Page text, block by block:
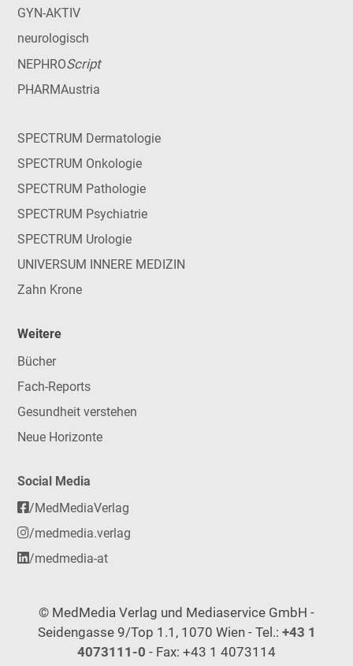
GYN-AKTIV
neurologisch
NEPHROScript
PHARMAustria
SPECTRUM Dermatologie
SPECTRUM Onkologie
SPECTRUM Pathologie
SPECTRUM Psychiatrie
SPECTRUM Urologie
UNIVERSUM INNERE MEDIZIN
Zahn Krone
Weitere
Bücher
Fach-Reports
Gesundheit verstehen
Neue Horizonte
Social Media
/MedMediaVerlag
/medmedia.verlag
/medmedia-at
© MedMedia Verlag und Mediaservice GmbH -
Seidengasse 9/Top 1.1, 1070 Wien - Tel.: +43 1
4073111-0 - Fax: +43 1 4073114